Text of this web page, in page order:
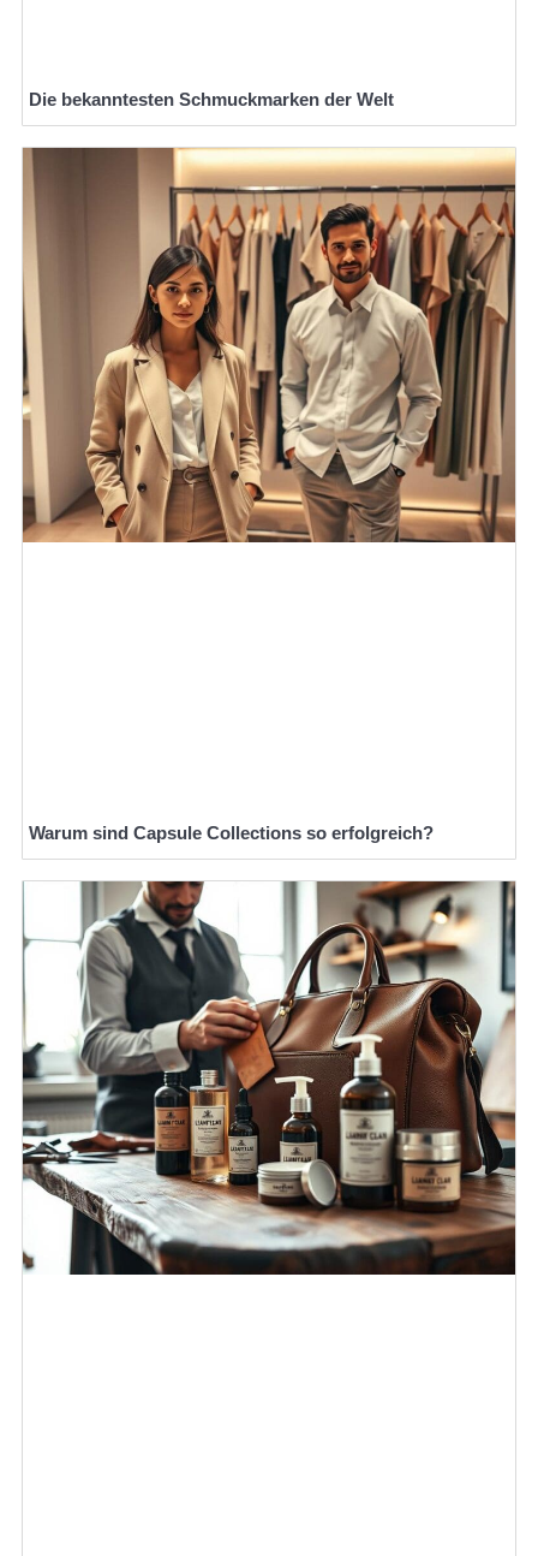
Die bekanntesten Schmuckmarken der Welt
Warum sind Capsule Collections so erfolgreich?